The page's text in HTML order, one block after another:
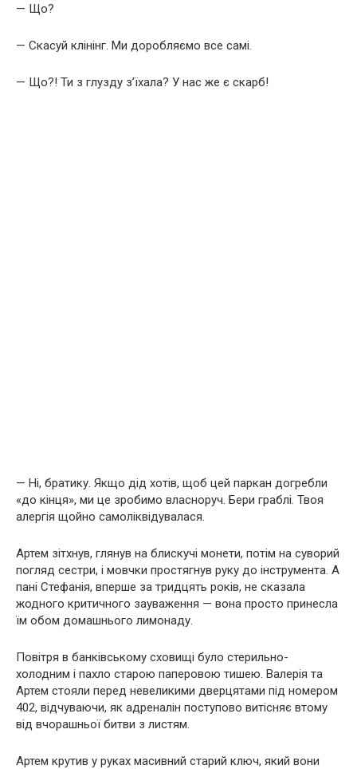
— Що?
— Скасуй клінінг. Ми доробляємо все самі.
— Що?! Ти з глузду з’їхала? У нас же є скарб!
— Ні, братику. Якщо дід хотів, щоб цей паркан догребли
«до кінця», ми це зробимо власноруч. Бери граблі. Твоя
алергія щойно самоліквідувалася.
Артем зітхнув, глянув на блискучі монети, потім на суворий
погляд сестри, і мовчки простягнув руку до інструмента. А
пані Стефанія, вперше за тридцять років, не сказала
жодного критичного зауваження — вона просто принесла
їм обом домашнього лимонаду.
Повітря в банківському сховищі було стерильно-
холодним і пахло старою паперовою тишею. Валерія та
Артем стояли перед невеликими дверцятами під номером
402, відчуваючи, як адреналін поступово витісняє втому
від вчорашньої битви з листям.
Артем крутив у руках масивний старий ключ, який вони